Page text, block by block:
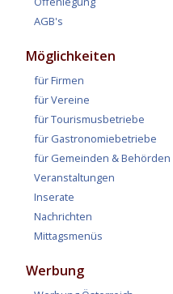
AGB's
Möglichkeiten
für Firmen
für Vereine
für Tourismusbetriebe
für Gastronomiebetriebe
für Gemeinden & Behörden
Veranstaltungen
Inserate
Nachrichten
Mittagsmenüs
Werbung